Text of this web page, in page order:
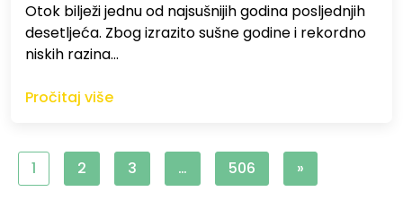
Otok bilježi jednu od najsušnijih godina posljednjih
desetljeća. Zbog izrazito sušne godine i rekordno
niskih razina…
Pročitaj više
1 2 3 … 506 »